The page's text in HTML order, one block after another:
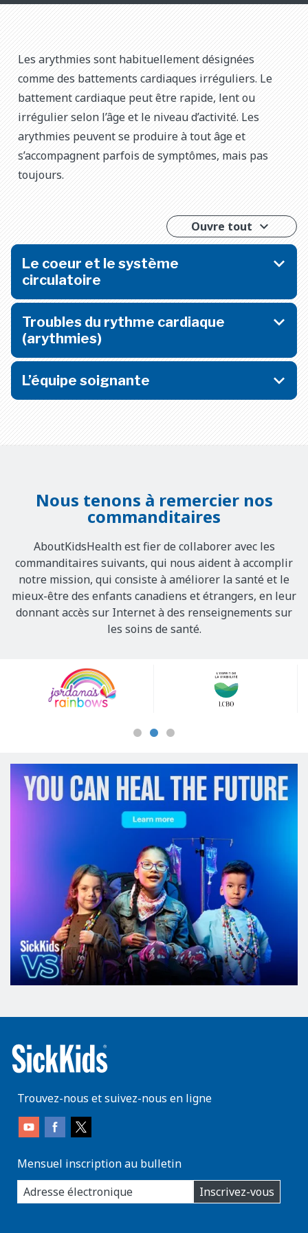
Les arythmies sont habituellement désignées
comme des battements cardiaques irréguliers. Le
battement cardiaque peut être rapide, lent ou
irrégulier selon l’âge et le niveau d’activité. Les
arythmies peuvent se produire à tout âge et
s’accompagnent parfois de symptômes, mais pas
toujours.
Ouvre tout
Le coeur et le système
circulatoire
Troubles du rythme cardiaque
(arythmies)
L’équipe soignante
Nous tenons à remercier nos
commanditaires
AboutKidsHealth est fier de collaborer avec les
commanditaires suivants, qui nous aident à accomplir
notre mission, qui consiste à améliorer la santé et le
mieux-être des enfants canadiens et étrangers, en leur
donnant accès sur Internet à des renseignements sur
les soins de santé.
Sponsors
Trouvez-nous et suivez-nous en ligne
Mensuel inscription au bulletin
enter
you
email
Inscrivez-vous